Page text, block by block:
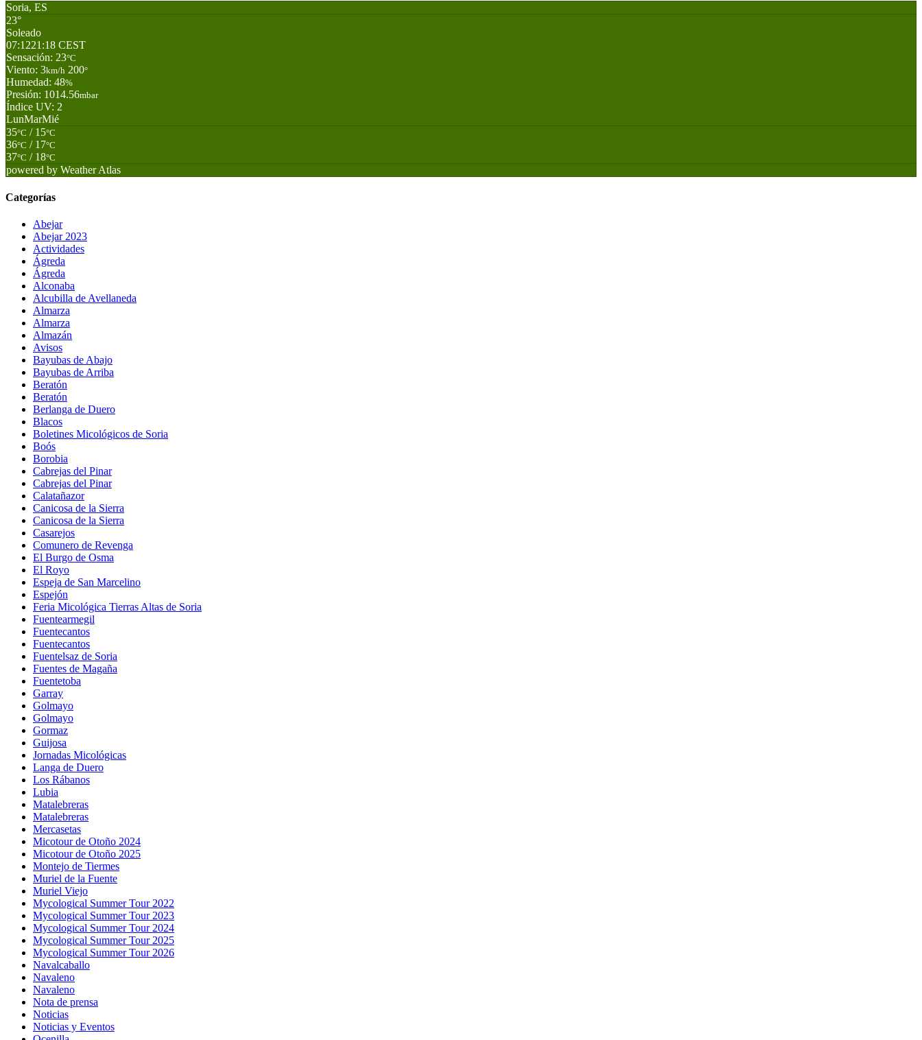
Soria, ES
23°
Soleado
07:1221:18 CEST
Sensación: 23°C
Viento: 3km/h 200°
Humedad: 48%
Presión: 1014.56mbar
Índice UV: 2
LunMarMié
35°C / 15°C
36°C / 17°C
37°C / 18°C
powered by Weather Atlas
Categorías
Abejar
Abejar 2023
Actividades
Ágreda
Ágreda
Alconaba
Alcubilla de Avellaneda
Almarza
Almarza
Almazán
Avisos
Bayubas de Abajo
Bayubas de Arriba
Beratón
Beratón
Berlanga de Duero
Blacos
Boletines Micológicos de Soria
Boós
Borobia
Cabrejas del Pinar
Cabrejas del Pinar
Calatañazor
Canicosa de la Sierra
Canicosa de la Sierra
Casarejos
Comunero de Revenga
El Burgo de Osma
El Royo
Espeja de San Marcelino
Espejón
Feria Micológica Tierras Altas de Soria
Fuentearmegil
Fuentecantos
Fuentecantos
Fuentelsaz de Soria
Fuentes de Magaña
Fuentetoba
Garray
Golmayo
Golmayo
Gormaz
Guijosa
Jornadas Micológicas
Langa de Duero
Los Rábanos
Lubia
Matalebreras
Matalebreras
Mercasetas
Micotour de Otoño 2024
Micotour de Otoño 2025
Montejo de Tiermes
Muriel de la Fuente
Muriel Viejo
Mycological Summer Tour 2022
Mycological Summer Tour 2023
Mycological Summer Tour 2024
Mycological Summer Tour 2025
Mycological Summer Tour 2026
Navalcaballo
Navaleno
Navaleno
Nota de prensa
Noticias
Noticias y Eventos